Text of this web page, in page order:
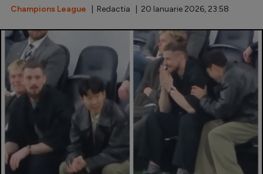
Champions League | Redactia | 20 Ianuarie 2026, 23:58